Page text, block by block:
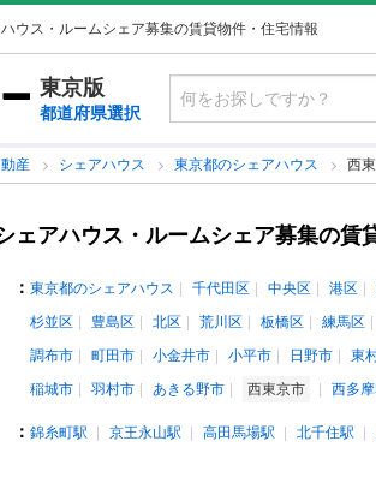
ウス・ルームシェア募集の賃貸物件・住宅情報
東京版
都道府県選択
産 シェアハウス 東京都のシェアハウス 西
ェアハウス・ルームシェア募集の賃
： 東京都のシェアハウス 千代田区 中央区 港区
杉並区
豊島区 北区 荒川区 板橋区 練馬区
調布市
町田市 小金井市 小平市 日野市 東
稲城市
羽村市 あきる野市 西東京市 西多
： 錦糸町駅 京王永山駅 高田馬場駅 北千住駅